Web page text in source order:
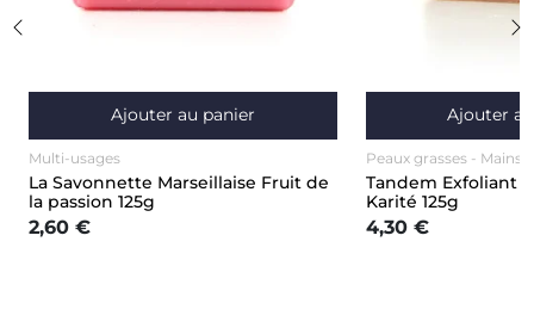
Ajouter au panier
Multi-usages
La Savonnette Marseillaise Fruit de
la passion 125g
2,60 €
Ajouter
Peaux grasses Mains
Tandem Exfoliant
Karité 125g
4,30 €